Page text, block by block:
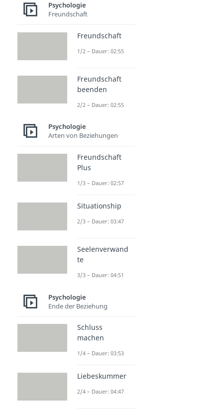
Psychologie
Freundschaft
Freundschaft
1/2 – Dauer: 02:55
Freundschaft
beenden
2/2 – Dauer: 02:55
Psychologie
Arten von Beziehungen
Freundschaft
Plus
1/3 – Dauer: 02:57
Situationship
2/3 – Dauer: 03:47
Seelenverwand
te
3/3 – Dauer: 04:51
Psychologie
Ende der Beziehung
Schluss
machen
1/4 – Dauer: 03:53
Liebeskummer
2/4 – Dauer: 04:47